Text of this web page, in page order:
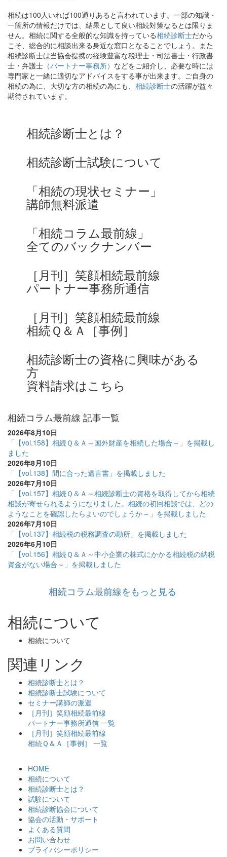
相続は100人いれば100通りあると言われています。一部の知識・
一箇所の情報だけでは、結果として良い相続対策なるとは限りま
せん。相続に関する全般的な知識を持っている相続診断士だから
こそ、総合的に相談出来る身近な窓口となることでしょう。また
相続診断士は当協会提携の経験豊富な税理士・司法書士・行政書
士・弁護士 （パートナー事務所） などをご紹介し、必要な時には
専門家と一緒に適切なアドバイスをする事が出来ます。ご自身の
相続の為に、大切な方の相続の為にも、 相続診断士の活躍が益々
期待されています。
相続診断士とは？
相続診断士試験について
「相続の現状セミナー」
講師無料派遣
「相続コラム最前線」
全てのバックナンバー
［月刊］笑顔相続最前線
パートナー事務所通信
［月刊］笑顔相続最前線
相続Ｑ＆Ａ［事例］
相続診断士の資格に興味がある
方
資料請求はこちら
相続コラム最前線 記事一覧
2026年8月10日
「【vol.158】相続Ｑ＆Ａ～国外財産を相続した場合～」を掲載し
ました
2026年8月10日
「【vol.138】間に合った遺言書」を掲載しました
2026年7月10日
「【vol.157】相続Ｑ＆Ａ～相続診断士の資格を取得してから相続
相談が寄せられるようになりました。相続の初回相談では、どの
ようなことを確認したらよいのでしょうか～」を掲載しました
2026年7月10日
「【vol.137】相続税の税務調査の勘所」を掲載しました
2026年6月10日
「【vol.156】相続Ｑ＆Ａ～中小企業の株式にかかる相続税の納税
資金がない場合～」を掲載しました
相続コラム最前線をもっと見る
相続について
相続について
関連リンク
相続診断士とは？
相続診断士試験について
セミナー講師の派遣
［月刊］笑顔相続最前線
パートナー事務所通信 一覧
［月刊］笑顔相続最前線
相続Ｑ＆Ａ［事例］ 一覧
HOME
相続について
相続診断士とは？
試験について
相続診断協会について
協会の活動・サポート
よくある質問
お問い合わせ
プライバシーポリシー